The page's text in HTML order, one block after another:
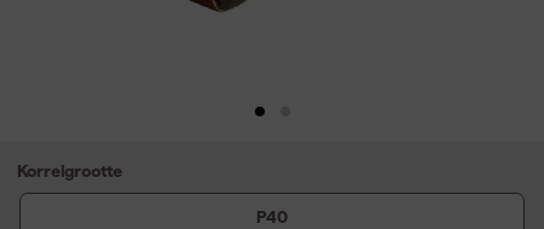
Korrelgrootte
P40